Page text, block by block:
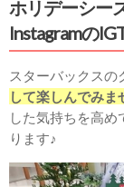
ホリデーシー
Instagramの
スターバックスの
して楽しんでみま
した気持ちを高め
ります♪